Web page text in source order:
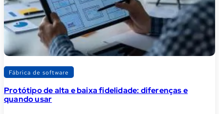
Fábrica de software
Protótipo de alta e baixa fidelidade: diferenças e
quando usar